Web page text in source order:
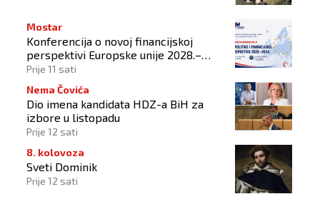
Mostar
Konferencija o novoj financijskoj
perspektivi Europske unije 2028.–
2034.
Prije 11 sati
Nema Čovića
Dio imena kandidata HDZ-a BiH za
izbore u listopadu
Prije 12 sati
8. kolovoza
Sveti Dominik
Prije 12 sati